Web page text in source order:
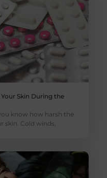
Skin During the
know how harsh the
skin. Cold winds,